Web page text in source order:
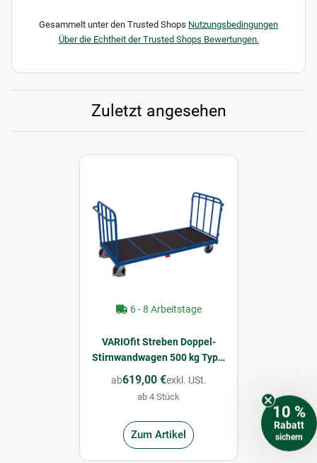
Gesammelt unter den Trusted Shops Nutzungsbedingungen
Über die Echtheit der Trusted Shops Bewertungen.
Zuletzt angesehen
6 - 8 Arbeitstage
VARIOfit Streben Doppel-
Stirnwandwagen 500 kg Typ L
(TG)
ab619,00 €exkl. USt.
ab 4 Stück
Zum Artikel
10 %
Rabatt
sichern